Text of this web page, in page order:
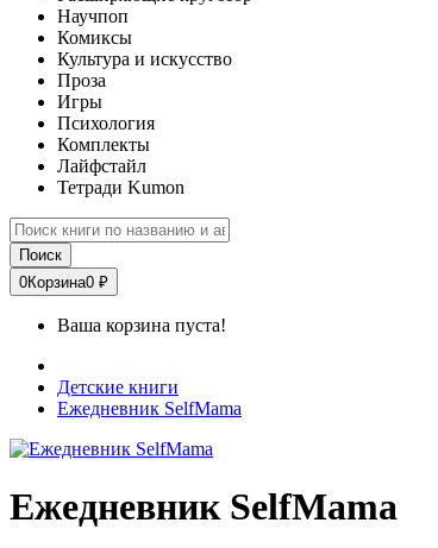
Научпоп
Комиксы
Культура и искусство
Проза
Игры
Психология
Комплекты
Лайфстайл
Тетради Kumon
Поиск
0Корзина0 ₽
Ваша корзина пуста!
Детские книги
Ежедневник SelfMama
Ежедневник SelfMama